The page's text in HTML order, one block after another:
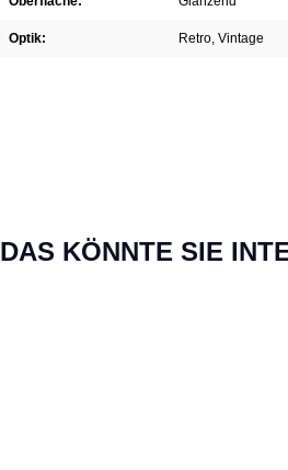
Optik: Retro, Vintage
Produktgalerie überspringen
DAS KÖNNTE SIE